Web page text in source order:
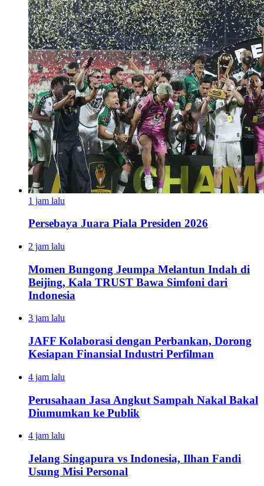
1 jam lalu
Persebaya Juara Piala Presiden 2026
2 jam lalu
Momen Bungong Jeumpa Melantun Indah di
Beijing, Kala TRUST Bawa Simfoni dari
Indonesia
3 jam lalu
JAFF Kolaborasi dengan Perbankan, Dorong
Kesiapan Finansial Industri Perfilman
4 jam lalu
Perusahaan Jasa Angkut Sampah Nakal Bakal
Diumumkan ke Publik
4 jam lalu
Jelang Singapura vs Indonesia, Ilhan Fandi
Usung Misi Personal